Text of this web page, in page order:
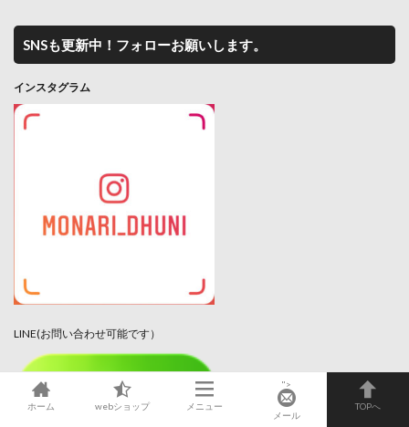
SNSも更新中！フォローお願いします。
インスタグラム
LINE(お問い合わせ可能です）
ホーム webショップ メニュー
">
メール
TOPへ